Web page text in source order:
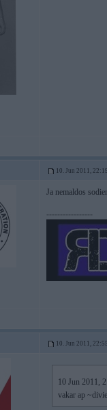
10. Jun 2011,
Ja nemaldos
-----------------
10. Jun 2011,
10 Jun 2011,
vakar ap